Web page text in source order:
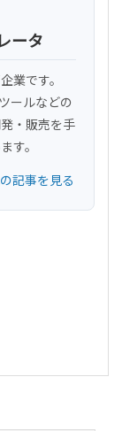
ータ
業です。
ールなどの
・販売を手
す。
記事を見る